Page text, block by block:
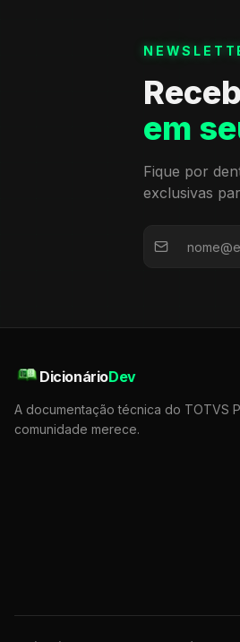
em
Fique por
exclusivas
DicionárioDev
A documentação técnica do TOTVS
comunidade merece.